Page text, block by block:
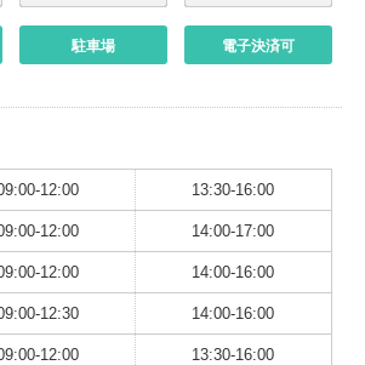
駐車場 電子決済可
12:00 13:30-16:00
12:00 14:00-17:00
12:00 14:00-16:00
12:30 14:00-16:00
12:00 13:30-16:00